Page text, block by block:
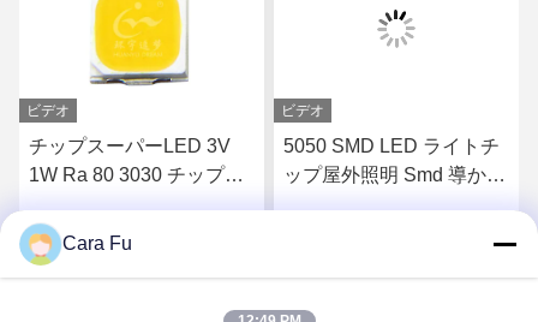
ビデオ
チップスーパーLED 3V
1W Ra 80 3030 チップ
4000K 5000K 6000K
ビデオ
5050 SMD LED ライトチ
ップ屋外照明 Smd 導かれ
Cara Fu